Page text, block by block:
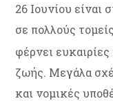
26 Ιουνίου είναι
σε πολλούς
φέρνει
ζωής. Μεγάλα
και νομικές